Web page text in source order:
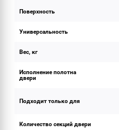
Поверхность
Универсальность
Вес, кг
Исполнение полотна
двери
Подходит только для
Количество секций двери